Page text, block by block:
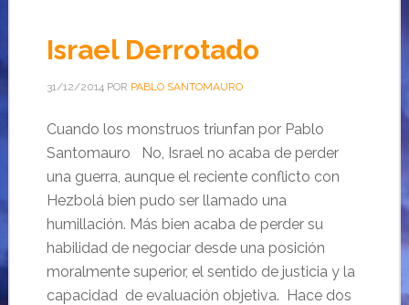
Israel Derrotado
31/12/2014POR PABLO SANTOMAURO
Cuando los monstruos triunfan por Pablo
Santomauro No, Israel no acaba de perder
una guerra, aunque el reciente conflicto con
Hezbolá bien pudo ser llamado una
humillación. Más bien acaba de perder su
habilidad de negociar desde una posición
moralmente superior, el sentido de justicia y la
capacidad de evaluación objetiva. Hace dos